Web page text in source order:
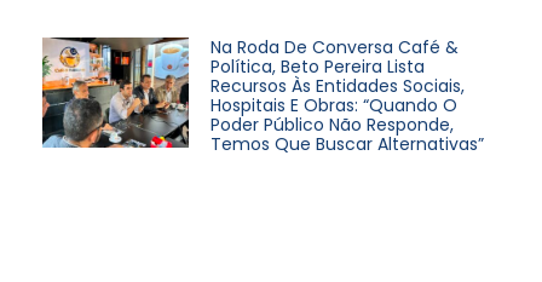
Na Roda De Conversa Café &
Política, Beto Pereira Lista
Recursos Às Entidades Sociais,
Hospitais E Obras: “Quando O
Poder Público Não Responde,
Temos Que Buscar Alternativas”